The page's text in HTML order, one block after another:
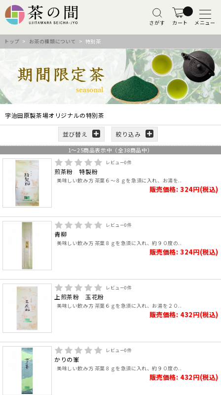
さがす カート メニュー
トップ > お茶の種類について > 特別茶
宇治田原製茶場オリジナルの特別茶
並び替え 絞り込み
1～25商品表示中（全38商品中）
レビュー0件
煎茶粉 特製粉
美味しい飲み方 茶葉６～８ｇを急須に入れ、お湯を..
販売価格: 324円(税込)
レビュー0件
青柳
美味しい飲み方 茶葉８ｇを急須に入れ、約９０度の..
販売価格: 324円(税込)
レビュー0件
上煎茶粉 玉花粉
美味しい飲み方 茶葉６ｇを急須に入れ、お湯を２０..
販売価格: 432円(税込)
レビュー0件
かりの峯
美味しい飲み方 茶葉８ｇを急須に入れ、約９０度の..
販売価格: 432円(税込)